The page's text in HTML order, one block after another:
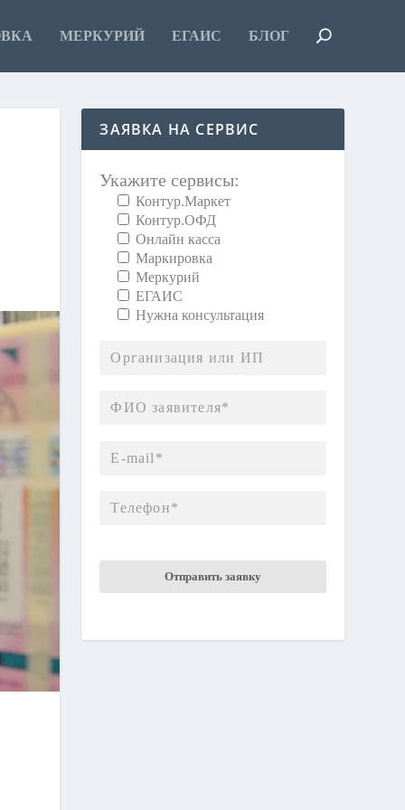
МЕРКУРИЙ ЕГАИС БЛОГ
ЗАЯВКА НА СЕРВИС
Укажите сервисы:
Контур.Маркет
Контур.ОФД
Онлайн касса
Маркировка
Меркурий
ЕГАИС
Нужна консультация